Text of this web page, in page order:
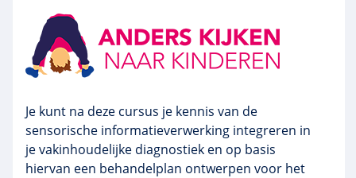
Je kunt na deze cursus je kennis van de
sensorische informatieverwerking integreren in
je vakinhoudelijke diagnostiek en op basis
hiervan een behandelplan ontwerpen voor het